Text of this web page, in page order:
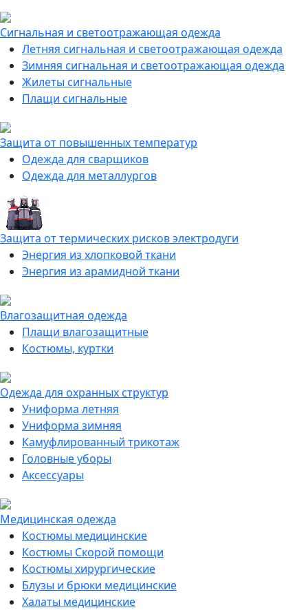
Сигнальная и светоотражающая одежда
Летняя сигнальная и светоотражающая одежда
Зимняя сигнальная и светоотражающая одежда
Жилеты сигнальные
Плащи сигнальные
Защита от повышенных температур
Одежда для сварщиков
Одежда для металлургов
Защита от термических рисков электродуги
Энергия из хлопковой ткани
Энергия из арамидной ткани
Влагозащитная одежда
Плащи влагозащитные
Костюмы, куртки
Одежда для охранных структур
Униформа летняя
Униформа зимняя
Камуфлированный трикотаж
Головные уборы
Аксессуары
Медицинская одежда
Костюмы медицинские
Костюмы Скорой помощи
Костюмы хирургические
Блузы и брюки медицинские
Халаты медицинские